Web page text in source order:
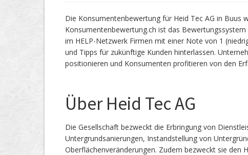
Die Konsumentenbewertung für Heid Tec AG in Buus
Konsumentenbewertung.ch ist das
im HELP-Netzwerk Firmen mit einer Note von 1
und Tipps für zukünftige Kunden hinterlassen.
positionieren und Konsumenten profitieren von den
Über Heid Tec AG
Die Gesellschaft bezweckt die Erbringung von
Untergrundsanierungen, Instandstellung von
Oberflächenveränderungen. Zudem bezweckt sie den